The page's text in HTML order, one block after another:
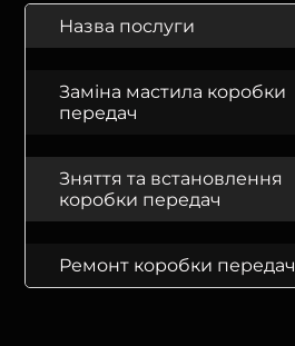
Назва послуги
Заміна мастила коробки
передач
Зняття та встановлення
коробки передач
Ремонт коробки передач